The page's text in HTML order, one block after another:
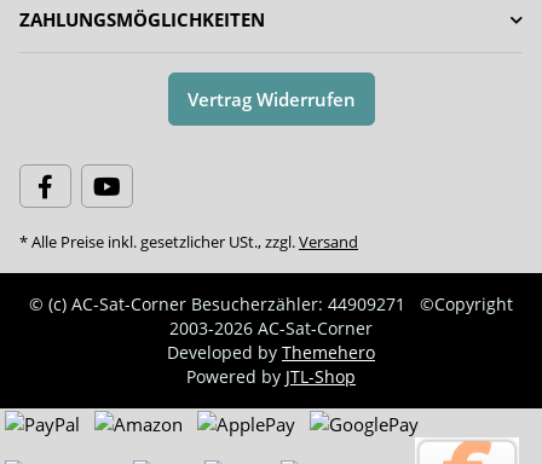
ZAHLUNGSMÖGLICHKEITEN
Vertrag Widerrufen
* Alle Preise inkl. gesetzlicher USt., zzgl.Versand
© (c) AC-Sat-Corner Besucherzähler: 44909271
©Copyright
2003-2026 AC-Sat-Corner
Developed by Themehero
Powered by JTL-Shop